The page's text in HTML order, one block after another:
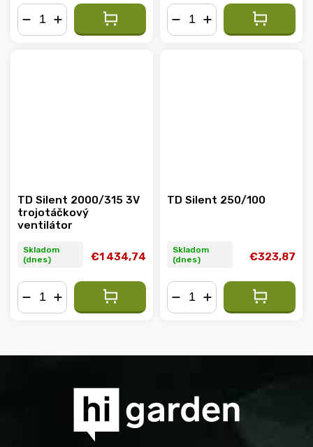
TD Silent 2000/315 3V
trojotáčkový
ventilátor
Skladom
(dnes)
€1 434,74
TD Silent 250/100
Skladom
(dnes)
€323,87